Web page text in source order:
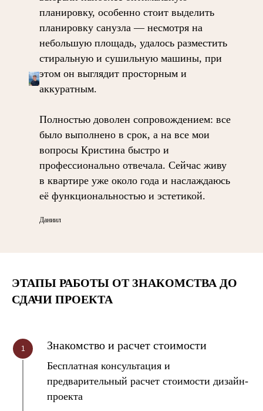
планировку, особенно стоит выделить
планировку санузла — несмотря на
небольшую площадь, удалось разместить
стиральную и сушильную машины, при
этом он выглядит просторным и
аккуратным.
Полностью доволен сопровождением: все
было выполнено в срок, а на все мои
вопросы Кристина быстро и
профессионально отвечала. Сейчас живу
в квартире уже около года и наслаждаюсь
её функциональностью и эстетикой.
Даниил
ЭТАПЫ РАБОТЫ ОТ ЗНАКОМСТВА ДО
СДАЧИ ПРОЕКТА
Знакомство и расчет стоимости
Бесплатная консультация и
предварительный расчет стоимости дизайн-
проекта